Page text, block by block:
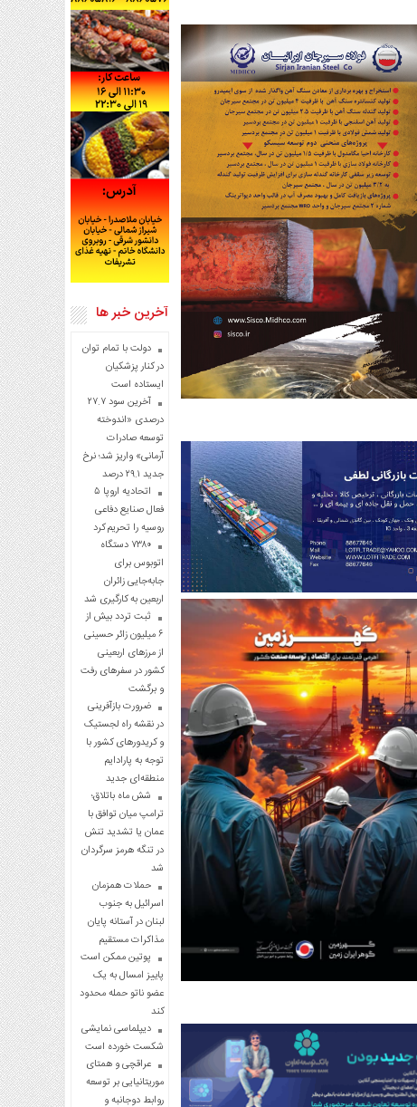
آخرین خبر ها
دولت با تمام توان
در کنار پزشکیان
ایستاده است
آخرین سود ۲۷.۷
درصدی «اندوخته
توسعه صادرات
آرمانی» واریز شد؛ نرخ
جدید ۲۹.۱ درصد
اتحادیه اروپا ۵
فعال صنایع دفاعی
روسیه را تحریم کرد
۷۳۸۰ دستگاه
اتوبوس برای
جابه‌جایی زائران
اربعین به‌ کارگیری شد
ثبت تردد بیش از
۶ میلیون زائر حسینی
از مرزهای اربعینی
کشور در سفرهای رفت
و برگشت
ضرورت بازآفرینی
در نقشه راه لجستیک
و کریدورهای کشور با
توجه به پارادایم
منطقه‌ای جدید
شش ماه باتلاق؛
ترامپ میان توافق با
عمان یا تشدید تنش
در تنگه هرمز سرگردان
شد
حملات همزمان
اسرائیل به جنوب
لبنان در آستانه پایان
مذاکرات مستقیم
پوتین ممکن است
پاییز امسال به یک
عضو ناتو حمله محدود
کند
دیپلماسی نمایشی
شکست خورده است
عراقچی و همتای
موریتانیایی بر توسعه
روابط دوجانبه و